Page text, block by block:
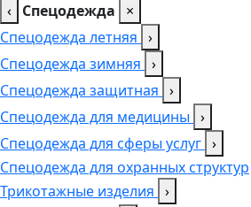
‹ Спецодежда
×
Спецодежда летняя ›
Спецодежда зимняя ›
Спецодежда защитная ›
Спецодежда для медицины ›
Спецодежда для сферы услуг ›
Спецодежда для охранных структур
Трикотажные изделия ›